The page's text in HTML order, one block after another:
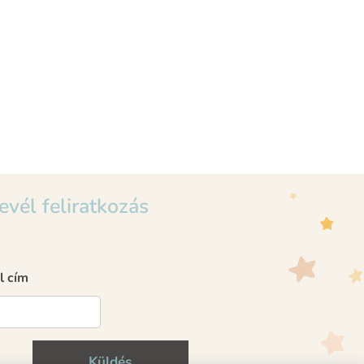
feliratkozás
cím